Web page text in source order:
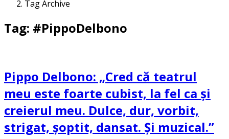
Tag Archive
Tag: #PippoDelbono
Pippo Delbono: „Cred că teatrul
meu este foarte cubist, la fel ca și
creierul meu. Dulce, dur, vorbit,
strigat, șoptit, dansat. Și muzical.”